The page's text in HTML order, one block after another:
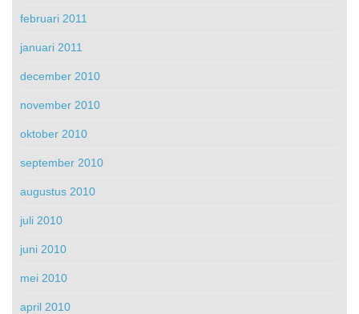
februari 2011
januari 2011
december 2010
november 2010
oktober 2010
september 2010
augustus 2010
juli 2010
juni 2010
mei 2010
april 2010